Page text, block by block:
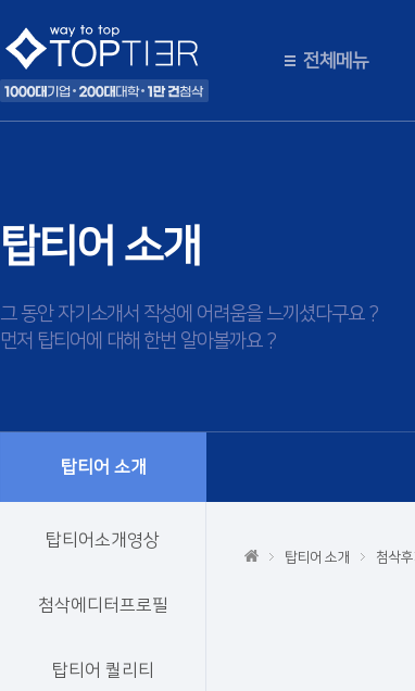
전체메뉴
탑티어 소개
그 동안 자기소개서 작성에 어려움을 느끼셨다구요 ?
먼저 탑티어에 대해 한번 알아볼까요 ?
탑티어 소개
탑티어소개영상
첨삭에디터프로필
탑티어 퀄리티
탑티어 소개 첨삭후